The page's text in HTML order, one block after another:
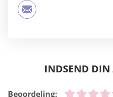
INDSEND DIN
Beoordeling: